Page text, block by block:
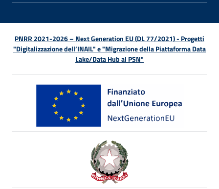
PNRR 2021-2026 – Next Generation EU (DL 77/2021) - Progetti
"Digitalizzazione dell’INAIL" e "Migrazione della Piattaforma Data
Lake/Data Hub al PSN"